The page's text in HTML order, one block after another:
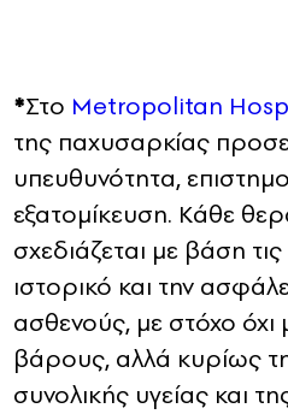
*Στο Metropolitan
της παχυσαρκίας
υπευθυνότητα,
εξατομίκευση. Κάθε
σχεδιάζεται με βάση
ιστορικό και την
ασθενούς, με στόχο όχι
βάρους, αλλά κυρίως
συνολικής υγείας και